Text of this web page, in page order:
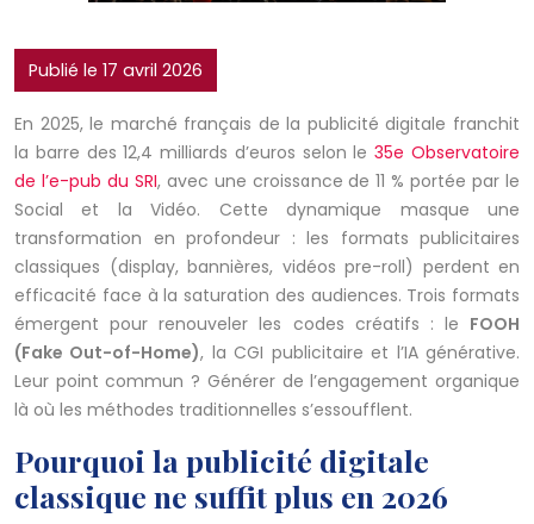
Publié le 17 avril 2026
En 2025, le marché français de la publicité digitale franchit
la barre des12,4 milliards d’euros selon le35e Observatoire
de l’e-pub du SRI, avec une croissance de 11 % portée par le
Social et la Vidéo. Cette dynamique masque une
transformation en profondeur : les formats publicitaires
classiques (display, bannières, vidéos pre-roll) perdent en
efficacité face à la saturation des audiences. Trois formats
émergent pour renouveler les codes créatifs : le FOOH
(Fake Out-of-Home), la CGI publicitaire et l’IA générative.
Leur point commun ? Générer de l’engagement organique
là où les méthodes traditionnelles s’essoufflent.
Pourquoi la publicité digitale
classique ne suffit plus en 2026